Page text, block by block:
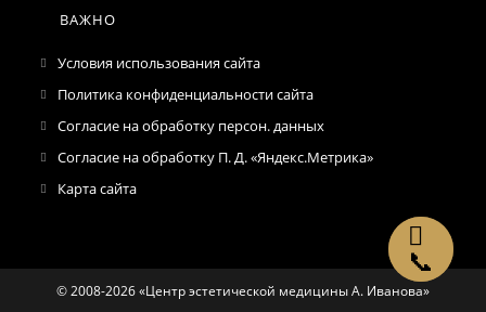
📞
ВАЖНО
Условия использования сайта
Политика конфиденциальности сайта
Согласие на обработку персон. данных
Согласие на обработку П. Д. «Яндекс.Метрика»
Карта сайта
© 2008-2026 «Центр эстетической медицины А. Иванова»